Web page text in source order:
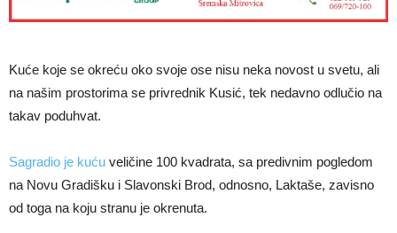
Kuće koje se okreću oko svoje ose nisu neka novost u svetu, ali
na našim prostorima se privrednik Kusić, tek nedavno odlučio na
takav poduhvat.
Sagradio je kuću veličine 100 kvadrata, sa predivnim pogledom
na Novu Gradišku i Slavonski Brod, odnosno, Laktaše, zavisno
od toga na koju stranu je okrenuta.